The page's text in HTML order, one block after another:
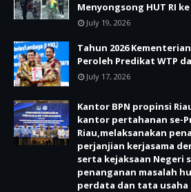
Menyongsong HUT RI ke
July 19, 2026
Tahun 2026
Peroleh Predikat WTP
July 17, 2026
Kantor BPN propinsi
kantor pertahanan se-
Riau,melaksanakan
perjanjian kerjasama
serta kejaksaan Negeri
penanganan masalah
perdata dan tata usaha